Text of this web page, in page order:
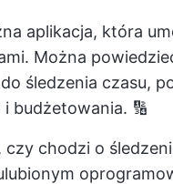
aplikacja, która
Można
śledzenia czasu,
budżetowania. 🔢
czy chodzi o